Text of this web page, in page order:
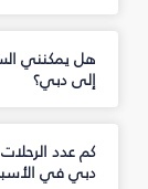
هل يمكنني
إلى دبي؟
كم عدد
دبي في